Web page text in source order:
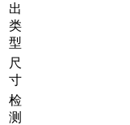
出
类
型
尺
寸
检
测